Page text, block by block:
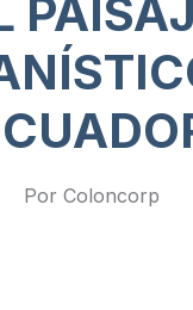
Por Coloncorp